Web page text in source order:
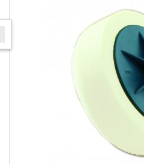
W ostatnich 7 dniach